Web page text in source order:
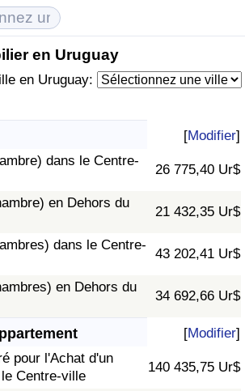
en Uruguay
en Uruguay:
[Modifier]
dans le Centre-
26 775,40 Ur$
en Dehors du
21 432,35 Ur$
dans le Centre-
43 202,41 Ur$
en Dehors du
34 692,66 Ur$
[Modifier]
pour l'Achat d'un
Centre-ville
140 435,75 Ur$
la Vie (Actuel)
la Vie
vie par pays
l'immobilier (Actuel)
l'immobilier
l'immobilier par Pays
Vie
Vie (Actuel)
vie par pays
(Actuel)
par pays